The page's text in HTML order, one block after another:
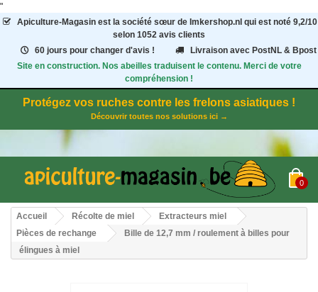
"
Apiculture-Magasinest la société sœur de Imkershop.nl qui est noté 9,2/10
selon 1052 avis clients
60 jours pour changer d'avis !
Livraison avec PostNL & Bpost
Site en construction. Nos abeilles traduisent le contenu. Merci de votre
compréhension !
Protégez vos ruches contre les frelons asiatiques !
Découvrir toutes nos solutions ici →
0
Accueil Récolte de miel
Extracteurs miel
Pièces de rechange
Bille de 12,7 mm / roulement à billes pour
élingues à miel